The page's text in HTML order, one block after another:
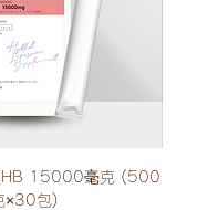
15000毫克 (500
×30包)